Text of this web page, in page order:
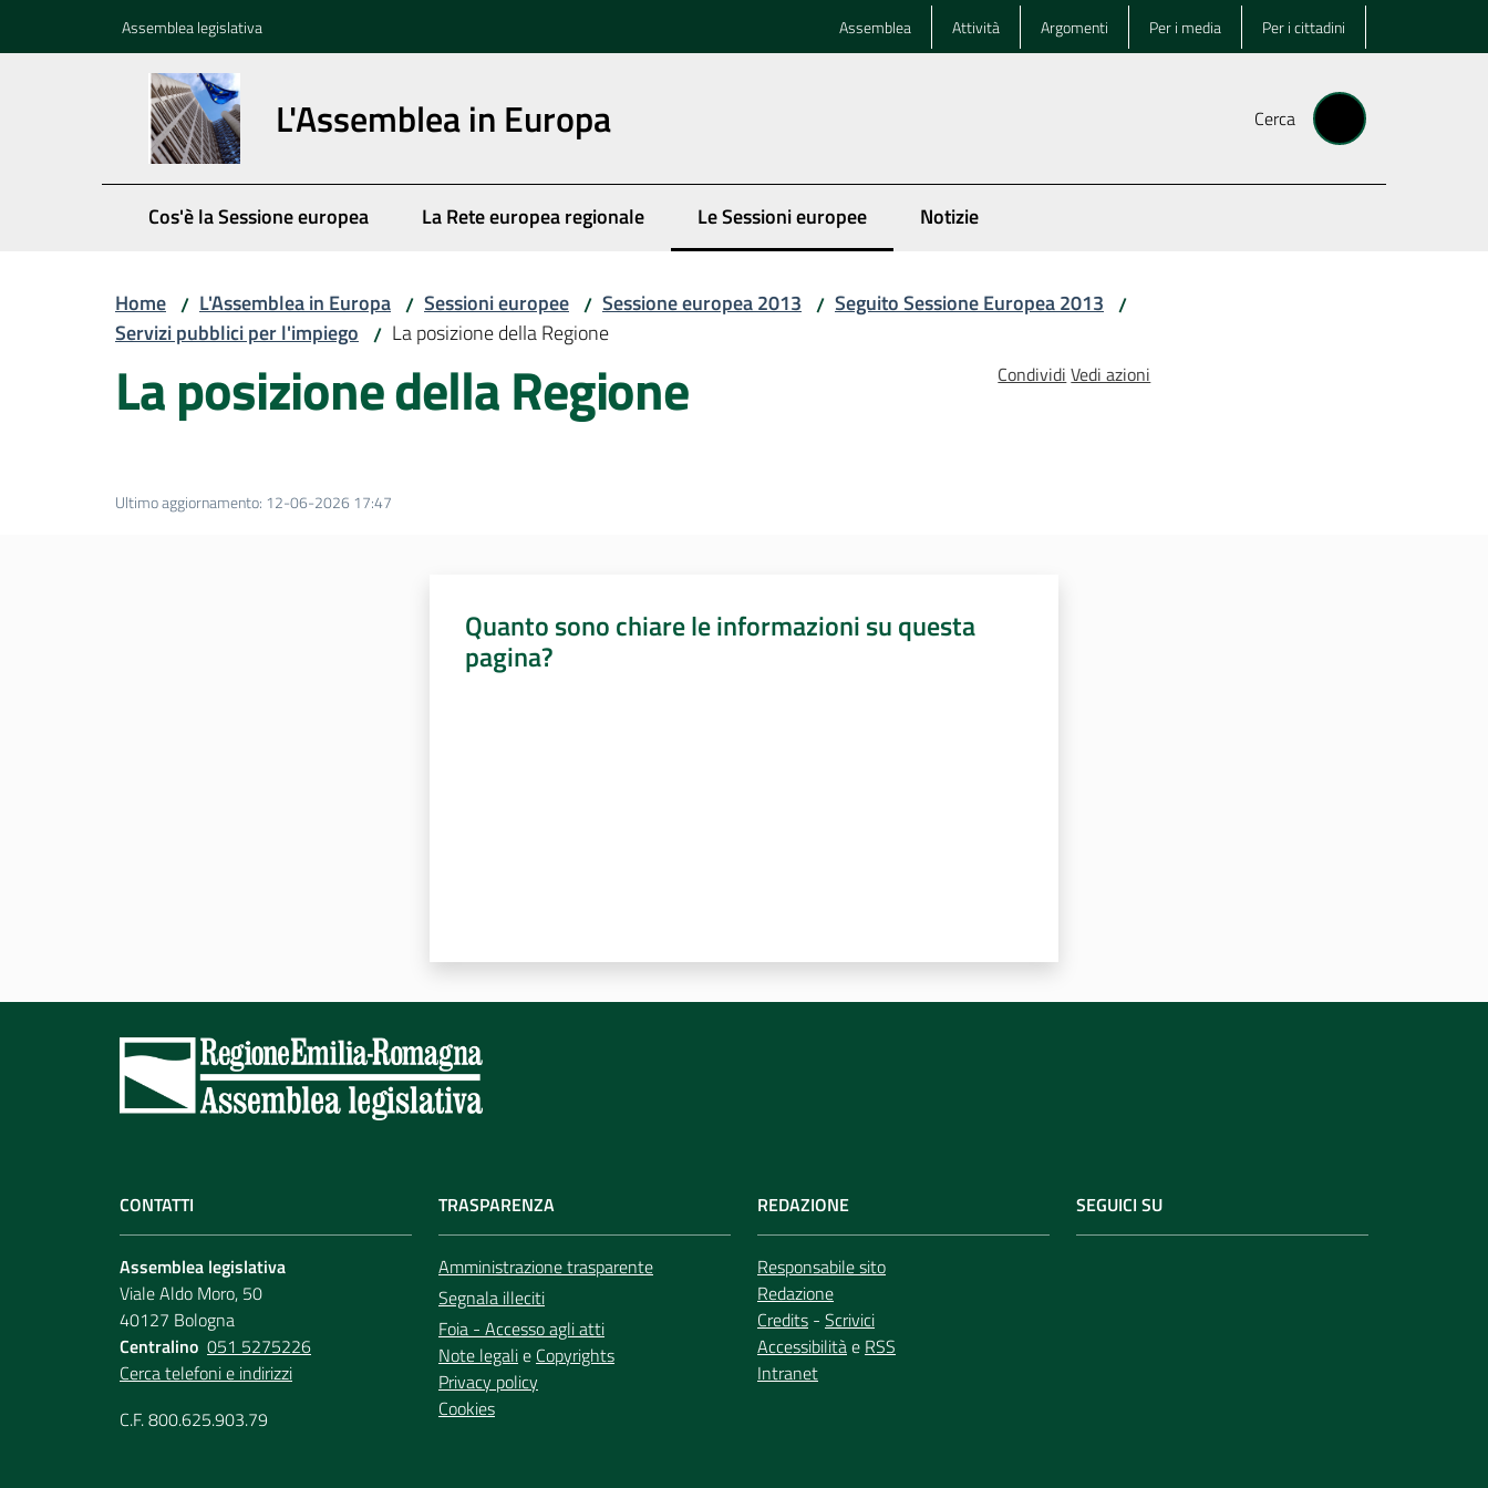
Assemblea legislativa Assemblea Attività Argomenti Per i media Per i cittadini
L'Assemblea in Europa Cerca
Cos'è la Sessione europea La Rete europea regionale Le Sessioni europee
Menu selezionato Notizie
Home / L'Assemblea in Europa / Sessioni europee / Sessione europea 2013 / Seguito Sessione Europea 2013 /
Servizi pubblici per l'impiego / La posizione della Regione
La posizione della Regione Condividi Vedi azioni
Ultimo aggiornamento: 12-06-2026 17:47
Quanto sono chiare le informazioni su questa
pagina?
CONTATTI
Assemblea legislativa
Viale Aldo Moro, 50
40127 Bologna
Centralino 051 5275226
Cerca telefoni e indirizzi
C.F. 800.625.903.79
TRASPARENZA
Amministrazione trasparente
Segnala illeciti
Foia - Accesso agli atti
Note legalie Copyrights
Privacy policy
Cookies
REDAZIONE
Responsabile sito
Redazione
Credits - Scrivici
Accessibilitàe RSS
Intranet
SEGUICI SU